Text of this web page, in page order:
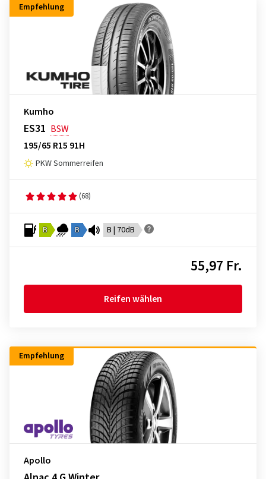
Empfehlung
Kumho
ES31 BSW
195/65 R15 91H
PKW Sommerreifen
(68)
B B B | 70dB
55,97 Fr.
Reifen wählen
Empfehlung
Apollo